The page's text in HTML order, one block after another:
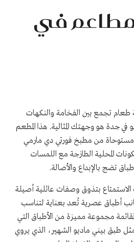
في
تجمع بين الفخامة والنكهات
جدة هو وجهتك المثالية. هذا المطعم
من مطبخ فورتي دي مارمي
المحلية الطازجة مع اللمسات
تضج بالإبداع والأصالة.
بتذوق وصفات عائلية أصيلة
أطباق عصرية تُعد بعناية لتناسب
مجموعة مميزة من الأطباق التي
طبق بيني ماديو الشهير، الذي يروي